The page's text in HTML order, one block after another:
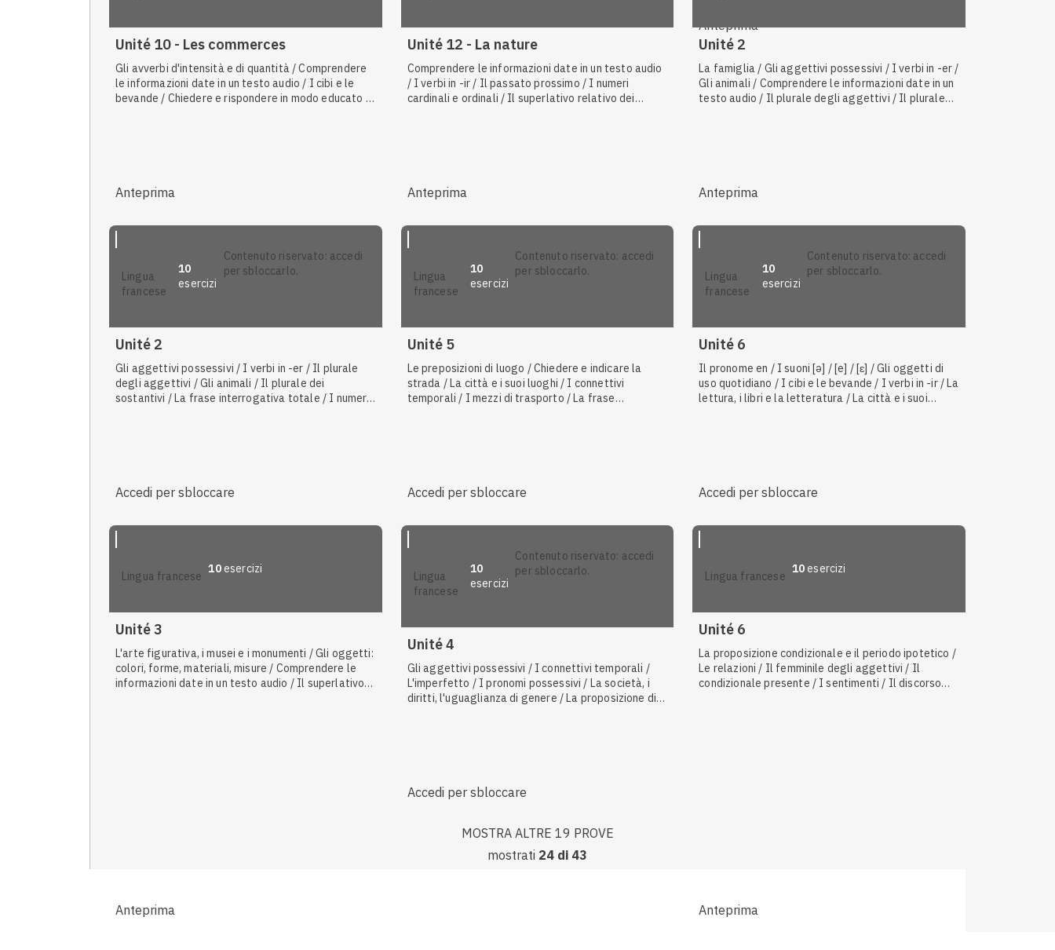
Anteprima
Unité 10 - Les commerces
Gli avverbi d'intensità e di quantità / Comprendere
le informazioni date in un testo audio / I cibi e le
bevande / Chiedere e rispondere in modo educato /
Anteprima
Unité 12 - La nature
Comprendere le informazioni date in un testo audio
/ I verbi in -ir / Il passato prossimo / I numeri
cardinali e ordinali / Il superlativo relativo dei
mare / Il superlativo relativo degli aggettivi / Il
futuro semplice / Le condizioni meteorologiche
Anteprima
Unité 2
La famiglia / Gli aggettivi possessivi / I verbi in -er /
Gli animali / Comprendere le informazioni date in un
testo audio / Il plurale degli aggettivi / Il plurale
Anteprima
lingua
francese
10
esercizi
contenuto riservato: accedi
per sbloccarlo.
Unité 2
Gli aggettivi possessivi / I verbi in -er / Il plurale
degli aggettivi / Gli animali / Il plurale dei
sostantivi / La frase interrogativa totale / I numeri
Accedi per sbloccare
lingua
francese
10
esercizi
contenuto riservato: accedi
per sbloccarlo.
Unité 5
Le preposizioni di luogo / Chiedere e indicare la
strada / La città e i suoi luoghi / I connettivi
temporali / I mezzi di trasporto / La frase
Accedi per sbloccare
lingua
francese
10
esercizi
contenuto riservato: accedi
per sbloccarlo.
Unité 6
Il pronome en / I suoni [ə] / [e] / [ɛ] / Gli oggetti di
uso quotidiano / I cibi e le bevande / I verbi in -ir / La
lettura, i libri e la letteratura / La città e i suoi
Accedi per sbloccare
lingua francese
10esercizi
Unité 3
L'arte figurativa, i musei e i monumenti / Gli oggetti:
colori, forme, materiali, misure / Comprendere le
informazioni date in un testo audio / Il superlativo
Anteprima
lingua
francese
10
esercizi
contenuto riservato: accedi
per sbloccarlo.
Unité 4
Gli aggettivi possessivi / I connettivi temporali /
L'imperfetto / I pronomi possessivi / La società, i
diritti, l'uguaglianza di genere / La proposizione di
Accedi per sbloccare
lingua francese
10 esercizi
Unité 6
La proposizione condizionale e il periodo ipotetico /
Le relazioni / Il femminile degli aggettivi / Il
condizionale presente / I sentimenti / Il discorso
Anteprima
MOSTRA ALTRE 19 PROVE
mostrati 24 di 43